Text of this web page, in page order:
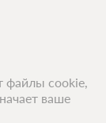
файлы cookie,
ваше